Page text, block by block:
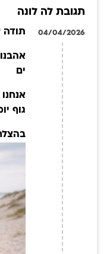
תגובת לה לונה
04/04/2026 תודה
ים
גוף